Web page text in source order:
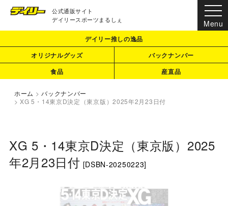
公式通販サイト
デイリースポーツまるしぇ
デイリー推しの逸品
オリジナルグッズ
バックナンバー
食品
産直品
ホーム > バックナンバー
> XG 5・14東京D決定（東京版）2025年2月23日付
XG 5・14東京D決定（東京版）2025
年2月23日付 [DSBN-20250223]